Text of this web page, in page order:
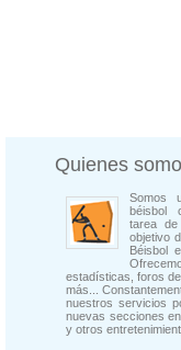
Quienes
Somos
béisbol
tarea
objetivo
Béisbol
estadísticas, foros
más...
nuestros servicios
nuevas secciones
y otros